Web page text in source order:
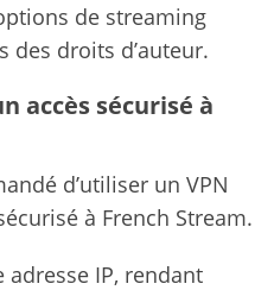
de streaming
des droits d’auteur.
accès sécurisé à
d’utiliser un VPN
à French Stream.
adresse IP, rendant